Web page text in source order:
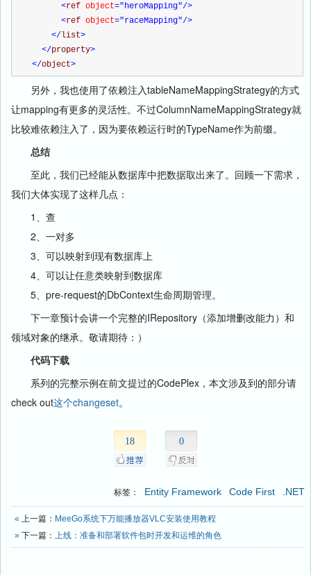
<ref object="heroMapping"/>
<ref object="raceMapping"/>
</ list>
</property>
</object>
另外，我也使用了依赖注入tableNameMappingStrategy的方式
让mapping有更多的灵活性。不过ColumnNameMappingStrategy就
比较难依赖注入了，因为要依赖运行时的TypeName作为前缀。
总结
至此，我们已经能从数据库中把数据取出来了。回顾一下需求，
我们大体实现了这样几点：
1、查
2、一对多
3、可以映射到现有数据库上
4、可以让任意类映射到数据库
5、pre-request的DbContext生命周期管理。
下一章预计会讲一个完整的IRepository（添加增删改能力）和
领域对象的继承。敬请期待：）
代码下载
系列的完整示例在前文提过的CodePlex，本文涉及到的部分请
check out这个changeset。
18 0
标签： Entity Framework Code First .NET
« 上一篇： MeeGo系统下万能播放器VLC安装使用教程
» 下一篇： 上线：准备和部署软件包时开发和运维的角色